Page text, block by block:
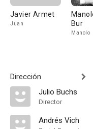
Javier Armet
Juan
Bur
Manolo
Dirección
Julio Buchs
Director
Andrés Vich